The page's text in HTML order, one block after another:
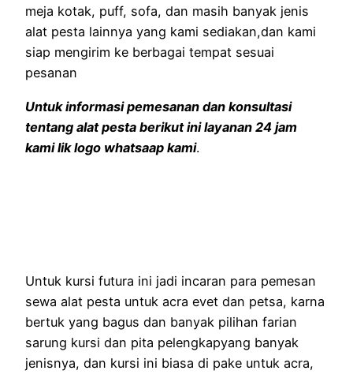
meja kotak, puff, sofa, dan masih banyak jenis
alat pesta lainnya yang kami sediakan,dan kami
siap mengirim ke berbagai tempat sesuai
pesanan
Untuk informasi pemesanan dan konsultasi
tentang alat pesta berikut ini layanan 24 jam
kami lik logo whatsaap kami.
Untuk kursi futura ini jadi incaran para pemesan
sewa alat pesta untuk acra evet dan petsa, karna
bertuk yang bagus dan banyak pilihan farian
sarung kursi dan pita pelengkapyang banyak
jenisnya, dan kursi ini biasa di pake untuk acra,